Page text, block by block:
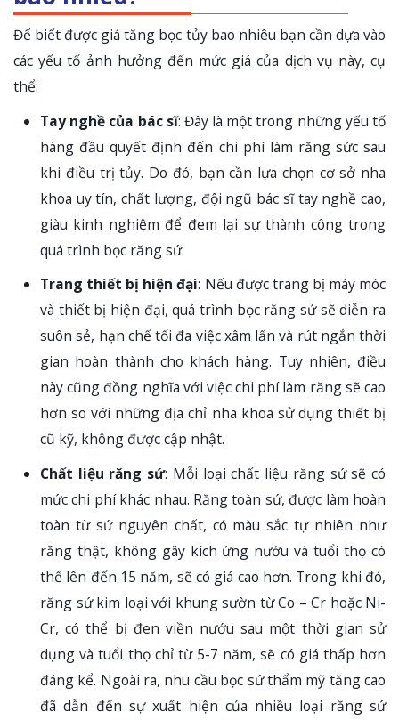
Để biết được giá tăng bọc tủy bao nhiêu bạn cần dựa vào
các yếu tố ảnh hưởng đến mức giá của dịch vụ này, cụ
thể:
Tay nghề của bác sĩ: Đây là một trong những yếu tố
hàng đầu quyết định đến chi phí làm răng sức sau
khi điều trị tủy. Do đó, bạn cần lựa chọn cơ sở nha
khoa uy tín, chất lượng, đội ngũ bác sĩ tay nghề cao,
giàu kinh nghiệm để đem lại sự thành công trong
quá trình bọc răng sứ.
Trang thiết bị hiện đại: Nếu được trang bị máy móc
và thiết bị hiện đại, quá trình bọc răng sứ sẽ diễn ra
suôn sẻ, hạn chế tối đa việc xâm lấn và rút ngắn thời
gian hoàn thành cho khách hàng. Tuy nhiên, điều
này cũng đồng nghĩa với việc chi phí làm răng sẽ cao
hơn so với những địa chỉ nha khoa sử dụng thiết bị
cũ kỹ, không được cập nhật.
Chất liệu răng sứ: Mỗi loại chất liệu răng sứ sẽ có
mức chi phí khác nhau. Răng toàn sứ, được làm hoàn
toàn từ sứ nguyên chất, có màu sắc tự nhiên như
răng thật, không gây kích ứng nướu và tuổi thọ có
thể lên đến 15 năm, sẽ có giá cao hơn. Trong khi đó,
răng sứ kim loại với khung sườn từ Co – Cr hoặc Ni-
Cr, có thể bị đen viền nướu sau một thời gian sử
dụng và tuổi thọ chỉ từ 5-7 năm, sẽ có giá thấp hơn
đáng kể. Ngoài ra, nhu cầu bọc sứ thẩm mỹ tăng cao
đã dẫn đến sự xuất hiện của nhiều loại răng sứ